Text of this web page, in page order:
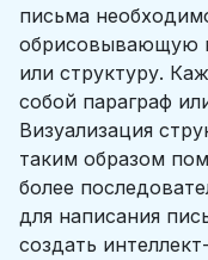
письма
обрисовывающую
или структуру.
собой параграф
Визуализация
таким образом
более
для написания
создать